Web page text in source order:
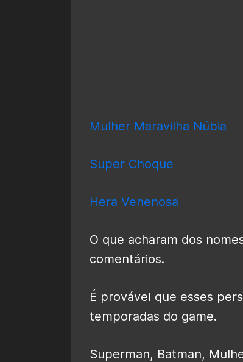
Mulher Maravilha Núbia
Super Choque
Hera Venenosa
O que acharam dos
comentários.
É provável que esses
temporadas do game.
Superman, Batman,